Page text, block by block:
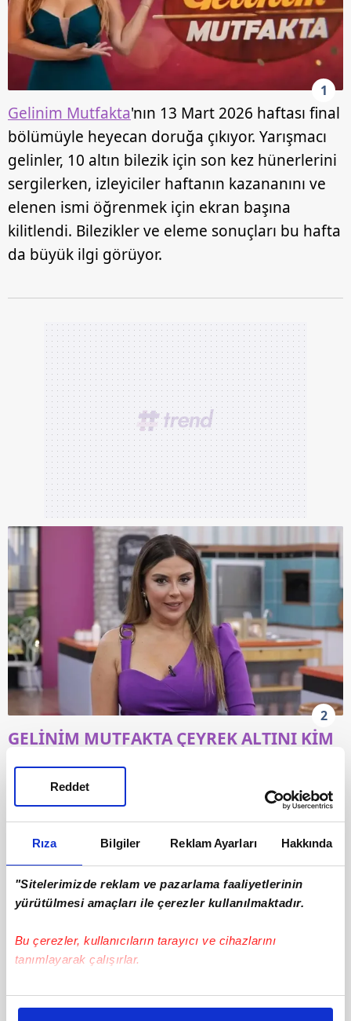
Rıza Bilgiler Reklam Ayarları Hakkında
"Sitelerimizde reklam ve pazarlama faaliyetlerinin
yürütülmesi amaçları ile çerezler kullanılmaktadır.
Bu çerezler, kullanıcıların tarayıcı ve cihazlarını
tanımlayarak çalışırlar.
Bu çerezlere izin vermeniz halinde sizlere özel
Reddet
1
Gelinim Mutfakta'nın 13 Mart 2026 haftası final
bölümüyle heyecan doruğa çıkıyor. Yarışmacı
gelinler, 10 altın bilezik için son kez hünerlerini
sergilerken, izleyiciler haftanın kazananını ve
elenen ismi öğrenmek için ekran başına
kilitlendi. Bilezikler ve eleme sonuçları bu hafta
da büyük ilgi görüyor.
2
GELİNİM MUTFAKTA ÇEYREK ALTINI KİM
KAZANDI?
Gelinim Mutfakta'da haftanın son gününde
günün birincisi olarak çeyrek altını kazanan
gelin ALİME oldu.